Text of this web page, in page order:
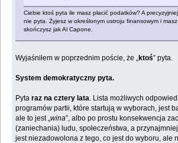
Ciebie ktoś pyta ile masz płacić podatków? A
nie pyta. Żyjesz w określonym ustroju finansowym i
skończysz jak Al Capone.
Wyjaśniłem w poprzednim poście, że „ktoś” pyta.
System demokratyczny pyta.
Pytaraz na cztery lata. Lista możliwych
programów partii, które startują w wyborach, jest
ale to jest „wina”, albo po prostu konsekwencja
(zaniechania) ludu, społeczeństwa, a
jest niezadowolona z tego, co jest do wyboru, ale